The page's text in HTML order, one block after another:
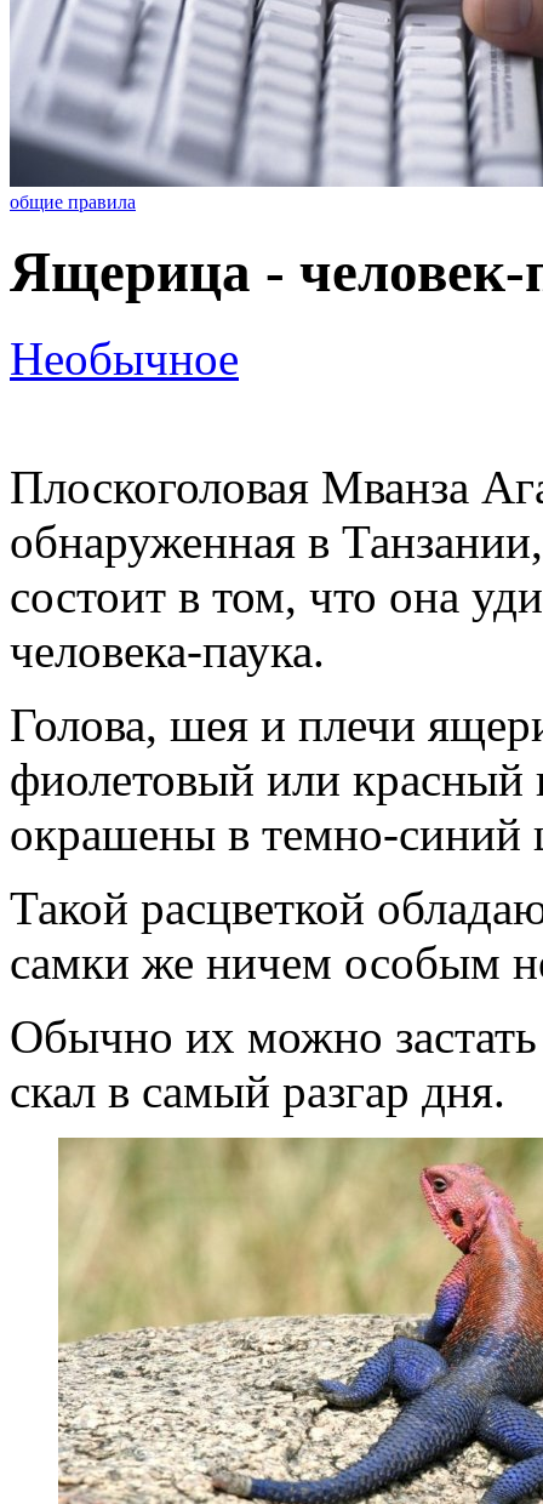
общие правила
Ящерица - человек-
Необычное
Плоскоголовая Мванза
обнаруженная в
состоит в том, что она
человека-паука.
Голова, шея и плечи
фиолетовый или красный
окрашены в темно-синий
Такой расцветкой
самки же ничем особым
Обычно их можно
скал в самый разгар дня.